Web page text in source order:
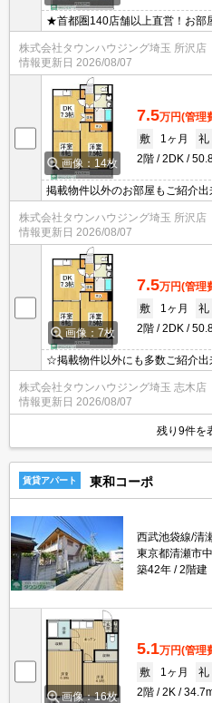
★首都圏140店舗以上直営！お部
沢店へ★
株式会社タウンハウジング埼玉 所沢店
情報更新日 2026/08/07
画像：14枚
7.5万円(管理
敷
1ヶ月 礼
2階
2DK
掲載物件以外のお部屋もご紹介出
丁寧にご対応させていただきま
す！お気軽にお問い合わせ下さ
株式会社タウンハウジング埼玉 所沢店
情報更新日 2026/08/07
画像：7枚
7.5万円(管理
敷
1ヶ月 礼
2階
2DK
☆掲載物件以外にも多数ご紹介
お探しさせて頂きます♪
株式会社タウンハウジング埼玉 志木店
情報更新日 2026/08/07
残り9件を
賃貸アパート 東和コーポ
西武池袋線/清
東京都清瀬市
築42年
2階建
画像：16枚
5.1万円(管理
敷
1ヶ月 礼
2階
2K